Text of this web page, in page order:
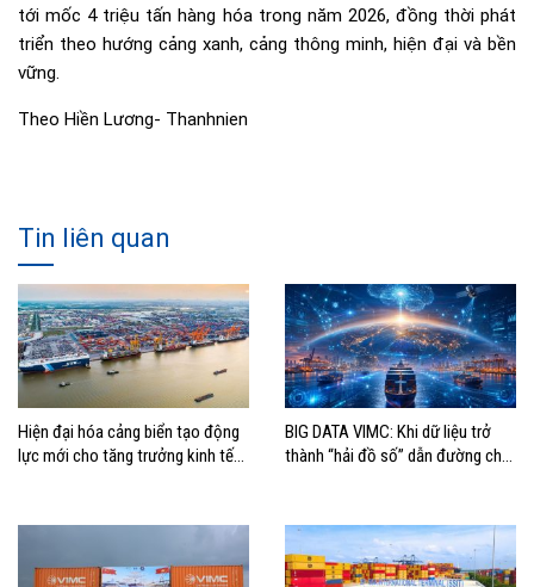
tới mốc 4 triệu tấn hàng hóa trong năm 2026, đồng thời phát
triển theo hướng cảng xanh, cảng thông minh, hiện đại và bền
vững.
Theo Hiền Lương- Thanhnien
Tin liên quan
Hiện đại hóa cảng biển tạo động
lực mới cho tăng trưởng kinh tế
BIG DATA VIMC: Khi dữ liệu trở
thành “hải đồ số” dẫn đường cho